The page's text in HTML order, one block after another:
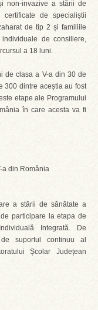
non-invazive a stării de
de specialiștii
de tip 2 și familiile
de consiliere,
a 18 luni.
de clasa a V-a din 30 de
300 dintre aceștia au fost
etape ale Programului
în care acesta va fi
a din România
a stării de sănătate a
participare la etapa de
Integrată. De
suportul continuu al
Școlar Județean